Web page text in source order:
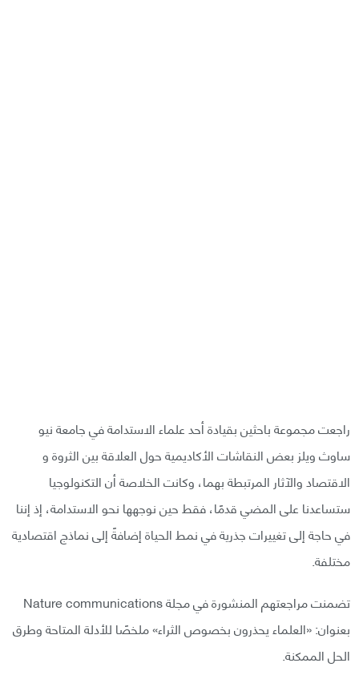
راجعت مجموعة باحثين بقيادة أحد علماء الاستدامة في جامعة نيو
ساوث ويلز بعض النقاشات الأكاديمية حول العلاقة بين الثروة و
الاقتصاد والآثار المرتبطة بهما، وكانت الخلاصة أن التكنولوجيا
ستساعدنا على المضي قدمًا، فقط حين نوجهها نحو الاستدامة، إذ إننا
في حاجة إلى تغييرات جذرية في نمط الحياة إضافةً إلى نماذج اقتصادية
مختلفة.
تضمنت مراجعتهم المنشورة في مجلة Nature communications
بعنوان: «العلماء يحذرون بخصوص الثراء» ملخصًا للأدلة المتاحة وطرق
الحل الممكنة.